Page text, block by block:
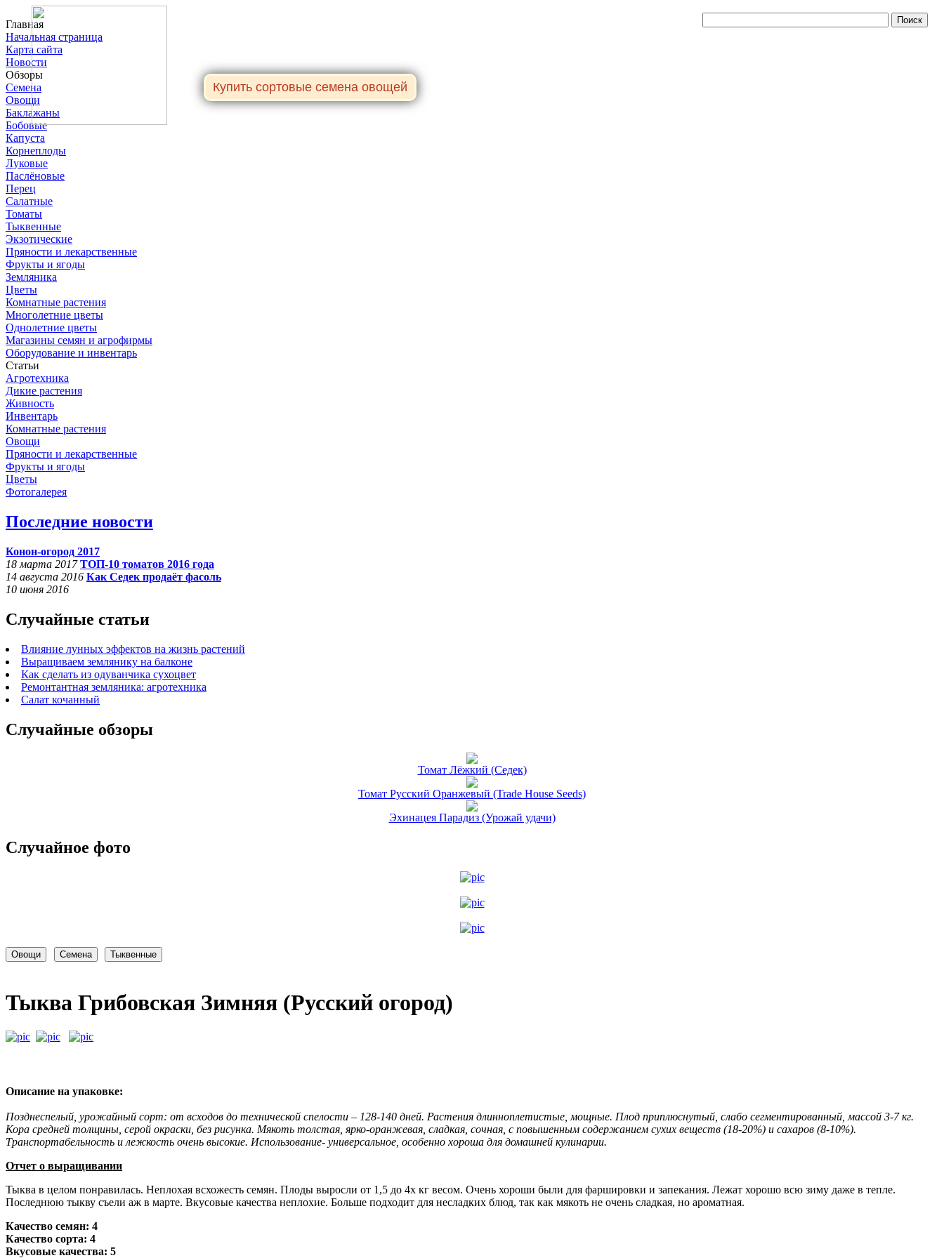
Главная
Начальная страница
Карта сайта
Новости
Обзоры
Семена
Овощи
Баклажаны
Бобовые
Капуста
Корнеплоды
Луковые
Паслёновые
Перец
Салатные
Томаты
Тыквенные
Экзотические
Пряности и лекарственные
Фрукты и ягоды
Земляника
Цветы
Комнатные растения
Многолетние цветы
Однолетние цветы
Магазины семян и агрофирмы
Оборудование и инвентарь
Статьи
Агротехника
Дикие растения
Живность
Инвентарь
Комнатные растения
Овощи
Пряности и лекарственные
Фрукты и ягоды
Цветы
Фотогалерея
Последние новости
Конон-огород 2017
18 марта 2017 ТОП-10 томатов 2016 года
14 августа 2016 Как Седек продаёт фасоль
10 июня 2016
Случайные статьи
Влияние лунных эффектов на жизнь растений
Выращиваем землянику на балконе
Как сделать из одуванчика сухоцвет
Ремонтантная земляника: агротехника
Салат кочанный
Случайные обзоры
Томат Лёжкий (Седек)
Томат Русский Оранжевый (Trade House Seeds)
Эхинацея Парадиз (Урожай удачи)
Случайное фото
Тыква Грибовская Зимняя (Русский огород)
Описание на упаковке:
Позднеспелый, урожайный сорт: от всходов до технической спелости – 128-140 дней. Растения длинноплетистые, мощные. Плод приплюснутый, слабо сегментированный, массой 3-7 кг.
Кора средней толщины, серой окраски, без рисунка. Мякоть толстая, ярко-оранжевая, сладкая, сочная, с повышенным содержанием сухих веществ (18-20%) и сахаров (8-10%).
Транспортабельность и лежкость очень высокие. Использование- универсальное, особенно хороша для домашней кулинарии.
Отчет о выращивании
Тыква в целом понравилась. Неплохая всхожесть семян. Плоды выросли от 1,5 до 4х кг весом. Очень хороши были для фаршировки и запекания. Лежат хорошо всю зиму даже в тепле.
Последнюю тыкву съели аж в марте. Вкусовые качества неплохие. Больше подходит для несладких блюд, так как мякоть не очень сладкая, но ароматная.
Качество семян: 4
Качество сорта: 4
Вкусовые качества: 5